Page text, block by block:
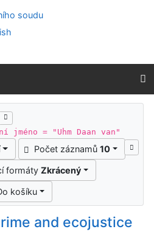
jméno = "Uhm Daan van"
Počet záznamů 10
formáty Zkrácený
košíku
and ecojustice